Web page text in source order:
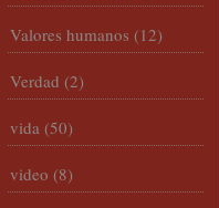
Valores humanos (12)
Verdad (2)
vida (50)
video (8)